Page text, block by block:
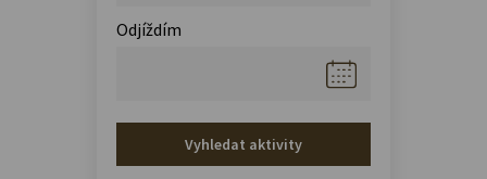
Odjíždím
Vyhledat aktivity